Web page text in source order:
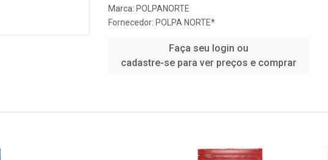
Marca: POLPANORTE
Fornecedor: POLPA NORTE*
Faça seu login ou
cadastre-se para ver preços e comprar